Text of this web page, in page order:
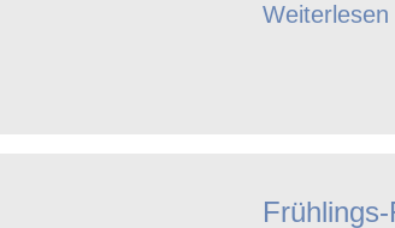
Weiterlesen